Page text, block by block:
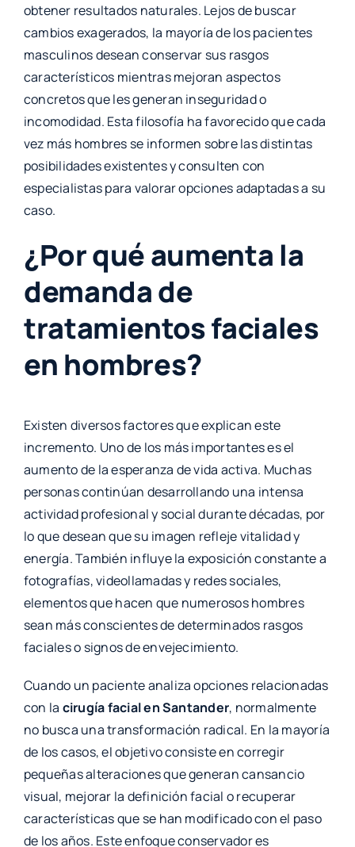
obtener resultados naturales. Lejos de buscar
cambios exagerados, la mayoría de los pacientes
masculinos desean conservar sus rasgos
característicos mientras mejoran aspectos
concretos que les generan inseguridad o
incomodidad. Esta filosofía ha favorecido que cada
vez más hombres se informen sobre las distintas
posibilidades existentes y consulten con
especialistas para valorar opciones adaptadas a su
caso.
¿Por qué aumenta la
demanda de
tratamientos faciales
en hombres?
Existen diversos factores que explican este
incremento. Uno de los más importantes es el
aumento de la esperanza de vida activa. Muchas
personas continúan desarrollando una intensa
actividad profesional y social durante décadas, por
lo que desean que su imagen refleje vitalidad y
energía. También influye la exposición constante a
fotografías, videollamadas y redes sociales,
elementos que hacen que numerosos hombres
sean más conscientes de determinados rasgos
faciales o signos de envejecimiento.
Cuando un paciente analiza opciones relacionadas
con la cirugía facial en Santander, normalmente
no busca una transformación radical. En la mayoría
de los casos, el objetivo consiste en corregir
pequeñas alteraciones que generan cansancio
visual, mejorar la definición facial o recuperar
características que se han modificado con el paso
de los años. Este enfoque conservador es